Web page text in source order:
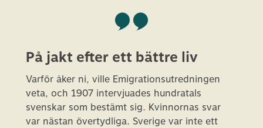
På jakt efter ett bättre liv
Varför åker ni, ville Emigrationsutredningen
veta, och 1907 intervjuades hundratals
svenskar som bestämt sig. Kvinnornas svar
var nästan övertydliga. Sverige var inte ett